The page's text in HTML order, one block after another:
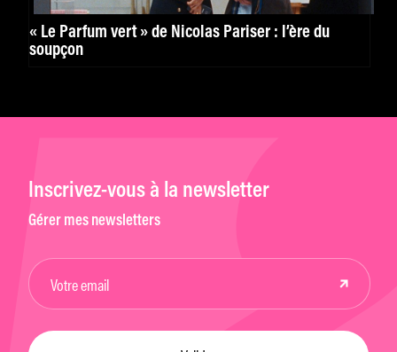
« Le Parfum vert » de Nicolas Pariser : l’ère du
soupçon
Inscrivez-vous à la newsletter
Gérer mes newsletters